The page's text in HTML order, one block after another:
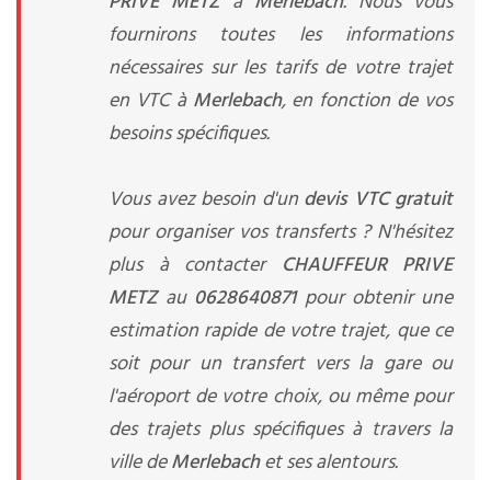
fournirons toutes les informations
nécessaires sur les tarifs de votre trajet
en VTC à Merlebach, en fonction de vos
besoins spécifiques.
Vous avez besoin d'un devis VTC gratuit
pour organiser vos transferts ? N'hésitez
plus à contacter CHAUFFEUR PRIVE
METZ au 0628640871pour obtenir une
estimation rapide de votre trajet, que ce
soit pour un transfert vers la gare ou
l'aéroport de votre choix, ou même pour
des trajets plus spécifiques à travers la
ville deMerlebachet ses alentours.